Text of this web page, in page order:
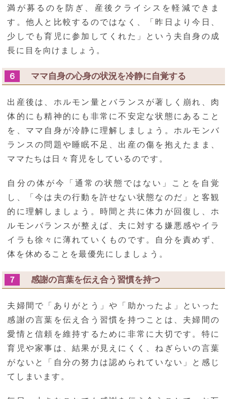
満が募るのを防ぎ、産後クライシスを軽減できま
す。他人と比較するのではなく、「昨日より今日、
少しでも育児に参加してくれた」という夫自身の成
長に目を向けましょう。
６ ママ自身の心身の状況を冷静に自覚する
出産後は、ホルモン量とバランスが著しく崩れ、肉
体的にも精神的にも非常に不安定な状態にあること
を、ママ自身が冷静に理解しましょう。ホルモンバ
ランスの問題や睡眠不足、出産の傷を抱えたまま、
ママたちは日々育児をしているのです。
自分の体が今「通常の状態ではない」ことを自覚
し、「今は夫の行動を許せない状態なのだ」と客観
的に理解しましょう。時間と共に体力が回復し、ホ
ルモンバランスが整えば、夫に対する嫌悪感やイラ
イラも徐々に薄れていくものです。自分を責めず、
体を休めることを最優先にしましょう。
７ 感謝の言葉を伝え合う習慣を持つ
夫婦間で「ありがとう」や「助かったよ」といった
感謝の言葉を伝え合う習慣を持つことは、夫婦間の
愛情と信頼を維持するために非常に大切です。特に
育児や家事は、結果が見えにくく、ねぎらいの言葉
がないと「自分の努力は認められていない」と感じ
てしまいます。